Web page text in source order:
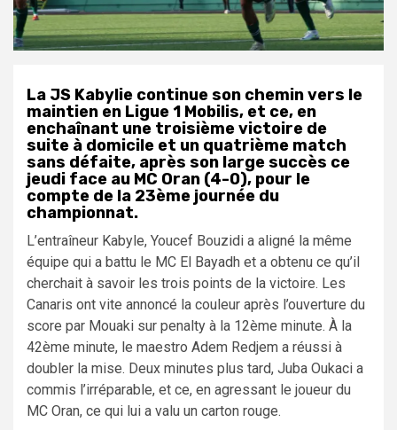
La JS Kabylie continue son chemin vers le
maintien en Ligue 1 Mobilis, et ce, en
enchaînant une troisième victoire de
suite à domicile et un quatrième match
sans défaite, après son large succès ce
jeudi face au MC Oran (4-0), pour le
compte de la 23ème journée du
championnat.
L’entraîneur Kabyle, Youcef Bouzidi a aligné la même
équipe qui a battu le MC El Bayadh et a obtenu ce qu’il
cherchait à savoir les trois points de la victoire. Les
Canaris ont vite annoncé la couleur après l’ouverture du
score par Mouaki sur penalty à la 12ème minute. À la
42ème minute, le maestro Adem Redjem a réussi à
doubler la mise. Deux minutes plus tard, Juba Oukaci a
commis l’irréparable, et ce, en agressant le joueur du
MC Oran, ce qui lui a valu un carton rouge.